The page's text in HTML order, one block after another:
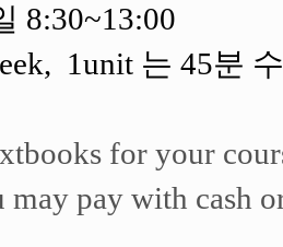
8:30~13:00
1unit 는 45분
for your
may pay with cash